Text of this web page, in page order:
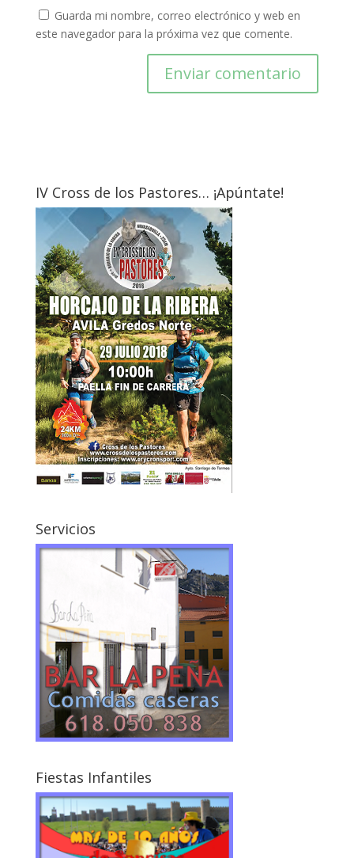
Guarda mi nombre, correo electrónico y web en
este navegador para la próxima vez que comente.
IV Cross de los Pastores… ¡Apúntate!
Servicios
Fiestas Infantiles